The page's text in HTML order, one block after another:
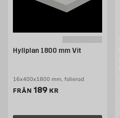
Hyllplan 1800 mm Vit
16x400x1800 mm, folierad
FRÅN Pris 189 kr
189 KR